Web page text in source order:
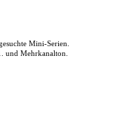
Mini-Serien.
und Mehrkanalton.